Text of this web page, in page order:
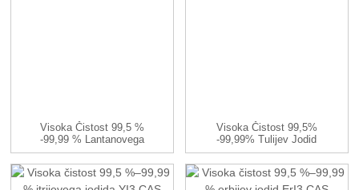
Visoka Čistost 99,5 %
-99,99 % Lantanovega
Sulfata La2 (...
Visoka Čistost 99,5%
-99,99% Tulijev Jodid
TmI3 CA...